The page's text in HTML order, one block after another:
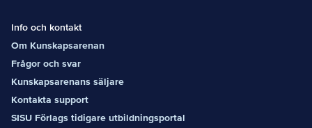
Info och kontakt
Om Kunskapsarenan
Frågor och svar
Kunskapsarenans säljare
Kontakta support
SISU Förlags tidigare utbildningsportal